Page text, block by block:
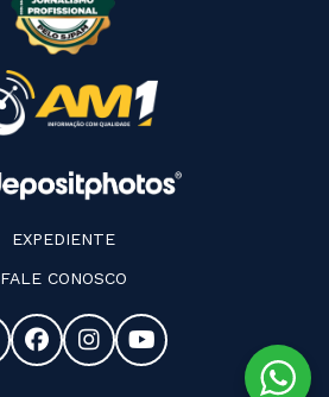
EXPEDIENTE
FALE CONOSCO